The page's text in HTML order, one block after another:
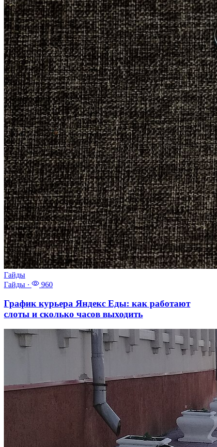
Гайды
Гайды · 960
График курьера Яндекс Еды: как работают
слоты и сколько часов выходить